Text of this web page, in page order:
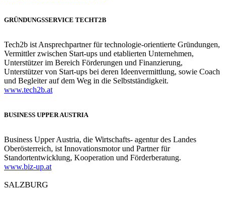
GRÜNDUNGSSERVICE TECHT2B
Tech2b ist Ansprechpartner für technologie-orientierte Gründungen,
Vermittler zwischen Start-ups und etablierten Unternehmen,
Unterstützer im Bereich Förderungen und Finanzierung,
Unterstützer von Start-ups bei deren Ideenvermittlung, sowie Coach
und Begleiter auf dem Weg in die Selbstständigkeit.
www.tech2b.at
BUSINESS UPPER AUSTRIA
Business Upper Austria, die Wirtschafts- agentur des Landes
Oberösterreich, ist Innovationsmotor und Partner für
Standortentwicklung, Kooperation und Förderberatung.
www.biz-up.at
SALZBURG